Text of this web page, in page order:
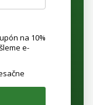
na 10%
e-